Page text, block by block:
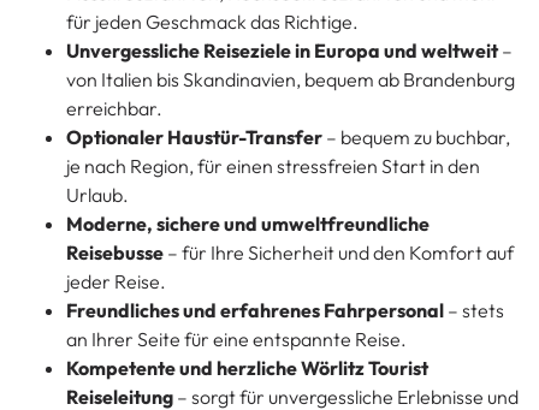
für jeden Geschmack das Richtige.
Unvergessliche Reiseziele in Europa und weltweit–
von Italien bis Skandinavien, bequem ab Brandenburg
erreichbar.
Optionaler Haustür-Transfer – bequem zu buchbar,
je nach Region, für einen stressfreien Start in den
Urlaub.
Moderne, sichere und umweltfreundliche
Reisebusse – für Ihre Sicherheit und den Komfort auf
jeder Reise.
Freundliches und erfahrenes Fahrpersonal – stets
an Ihrer Seite für eine entspannte Reise.
Kompetente und herzliche Wörlitz Tourist
Reiseleitung – sorgt für unvergessliche Erlebnisse und